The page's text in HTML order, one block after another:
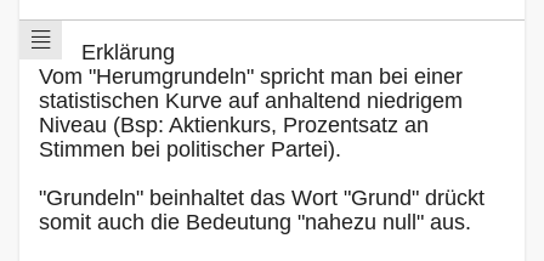
Erklärung
Vom "Herumgrundeln" spricht man bei einer
statistischen Kurve auf anhaltend niedrigem
Niveau (Bsp: Aktienkurs, Prozentsatz an
Stimmen bei politischer Partei).
"Grundeln" beinhaltet das Wort "Grund" drückt
somit auch die Bedeutung "nahezu null" aus.